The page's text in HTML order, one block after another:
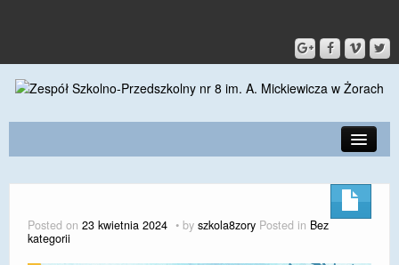
KONTAKT
Posted on 23 kwietnia 2024 by szkola8zory Posted in Bez
kategorii